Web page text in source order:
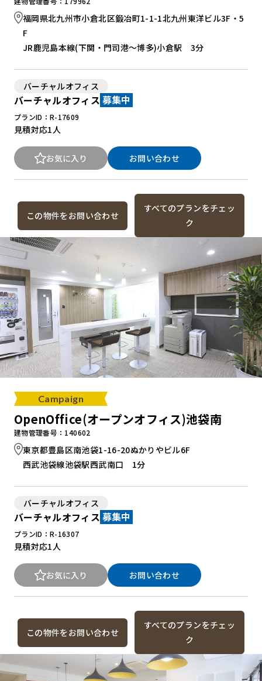
福岡県北九州市小倉北区鍛冶町1-1-1北九州東洋ビル3F・5
F
JR鹿児島本線(下関・門司港～博多)小倉駅 3分
バーチャルオフィス
バーチャルオフィス 募集中
プランID：R-17609
見積対応1人
お気に入り お問い合わせ
この物件をお問い合わせ
すべてのプランをチェッ
ク
Campaign
OpenOffice(オープンオフィス)池袋南
建物管理番号：140602
東京都豊島区南池袋1-16-20ぬかりやビル6F
西武池袋線池袋駅西武南口 1分
バーチャルオフィス
バーチャルオフィス 募集中
プランID：R-16307
見積対応1人
お気に入り お問い合わせ
この物件をお問い合わせ
すべてのプランをチェッ
ク